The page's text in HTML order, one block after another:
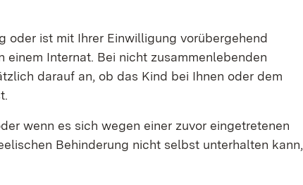
oder ist mit Ihrer Einwilligung vorübergehend
einem Internat. Bei nicht zusammenlebenden
darauf an, ob das Kind bei Ihnen oder dem
wenn es sich wegen einer zuvor eingetretenen
Behinderung nicht selbst unterhalten kann,